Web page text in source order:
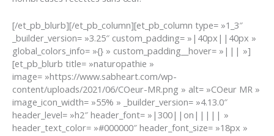
[/et_pb_blurb][/et_pb_column][et_pb_column type= »1_3″
_builder_version= »3.25″ custom_padding= »|40px||40px »
global_colors_info= »{} » custom_padding__hover= »||| »]
[et_pb_blurb title= »naturopathie »
image= »https://www.sabheart.com/wp-
content/uploads/2021/06/COeur-MR.png » alt= »COeur MR »
image_icon_width= »55% » _builder_version= »4.13.0″
header_level= »h2″ header_font= »|300||on||||| »
header_text_color= »#000000″ header_font_size= »18px »